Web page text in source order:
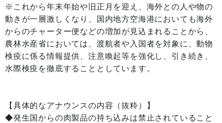
※これから年末年始や旧正月を迎え、海外との人や物の
動きが一層激しくなり、国内地方空海港においても海外
からのチャーター便などの増加が見込まれることから、
農林水産省においては、渡航者や入国者を対象に、動物
検疫に係る情報提供、注意喚起等を強化し、引き続き、
水際検疫を徹底することとしています。
【具体的なアナウンスの内容（抜粋）】
◆発生国からの肉製品の持ち込みは禁止されていること